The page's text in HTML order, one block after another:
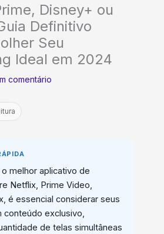
Disney+ ou
Definitivo
Seu
Ideal em 2024
comentário
o melhor aplicativo de
Netflix, Prime Video,
é essencial considerar seus
conteúdo exclusivo,
de telas simultâneas